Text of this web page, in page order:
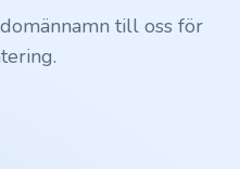
till oss för